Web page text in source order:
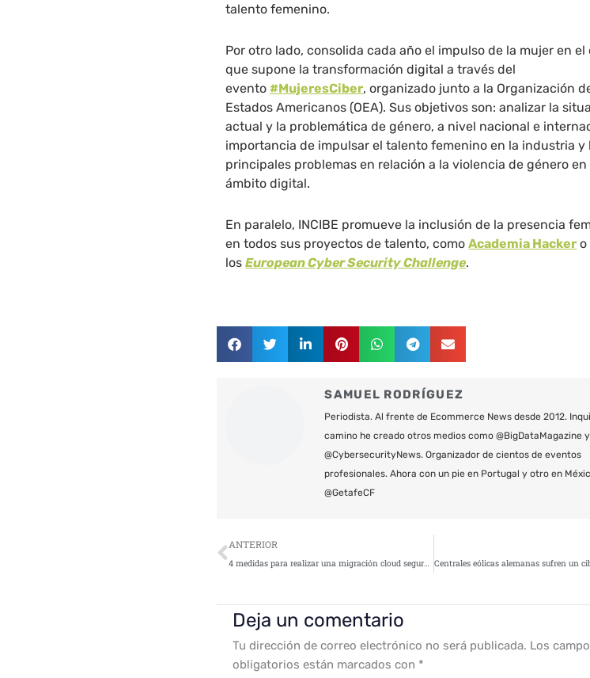
talento femenino.
Por otro lado, consolida cada año el impulso de la mujer en el
que supone la transformación digital a través del
evento#MujeresCiber, organizado junto a la Organización
Estados Americanos (OEA). Sus objetivos son: analizar la
actual y la problemática de género, a nivel nacional e
importancia de impulsar el talento femenino en la industria y
principales problemas en relación a la violencia de género en
ámbito digital.
En paralelo, INCIBE promueve la inclusión de la presencia
en todos sus proyectos de talento, comoAcademia Hacker o
losEuropean Cyber Security Challenge.
SAMUEL RODRÍGUEZ
Periodista. Al frente de Ecommerce News desde 2012.
camino he creado otros medios como @BigDataMagazine y
@CybersecurityNews. Organizador de cientos de eventos
profesionales. Ahora con un pie en Portugal y otro en
@GetafeCF
Ant
ANTERIOR
4 medidas para realizar una migración cloud segura y mantener una empresa protegida y actualizada
Deja un comentario
Tu dirección de correo electrónico no será publicada. Los
obligatorios están marcados con *